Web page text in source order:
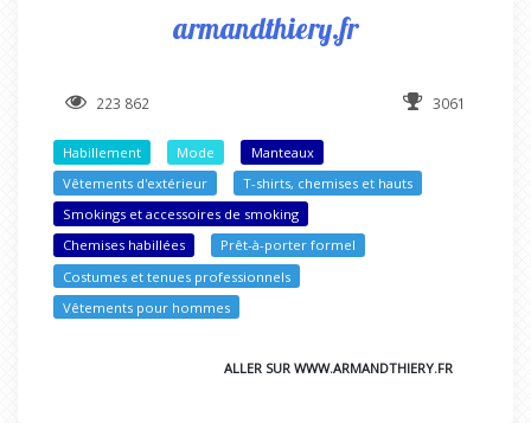
armandthiery.fr
223 862 3061
Habillement Mode
Manteaux
Vêtements d'extérieur
T-shirts, chemises et hauts
Smokings et accessoires de smoking
Chemises habillées
Prêt-à-porter formel
Costumes et tenues professionnels
Vêtements pour hommes
ALLER SUR WWW.ARMANDTHIERY.FR